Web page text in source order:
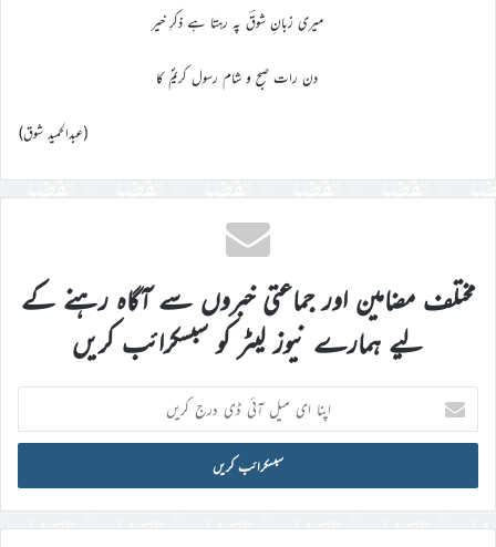
میری زبانِ شوقؔ پہ رہتا ہے ذکرِ خیر
دن رات صبح و شام رسول کریمؐ کا
(عبدالحمید شوق)
مختلف مضامین اور جماعتی خبروں سے آگاہ رہنے کے
لیے ہمارے نیوز لیٹر کو سبسکرائب کریں
اپنا
ای
میل
ڈی
درج
کریں